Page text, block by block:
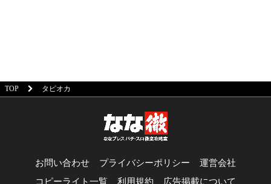
TOP タピオカ
お問い合わせ プライバシーポリシー
運営会社
コピーライト一覧
利用規約 広告掲載について